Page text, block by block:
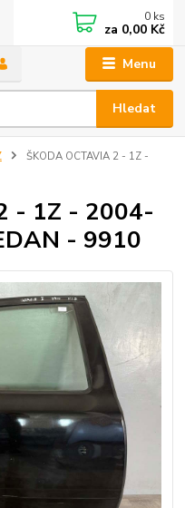
Menu
Hledat
0 ks
za 0,00 Kč
ŠKODA OCTAVIA 2 - 1Z -
- 1Z - 2004-
- 9910